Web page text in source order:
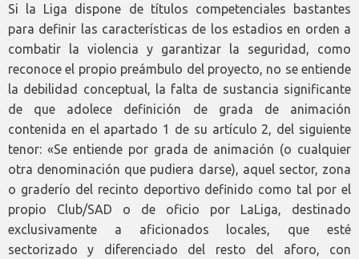
Si la Liga dispone de títulos competenciales bastantes
para definir las características de los estadios en orden a
combatir la violencia y garantizar la seguridad, como
reconoce el propio preámbulo del proyecto, no se entiende
la debilidad conceptual, la falta de sustancia significante
de que adolece definición de grada de animación
contenida en el apartado 1 de su artículo 2, del siguiente
tenor: «Se entiende por grada de animación (o cualquier
otra denominación que pudiera darse), aquel sector, zona
o graderío del recinto deportivo definido como tal por el
propio Club/SAD o de oficio por LaLiga, destinado
exclusivamente a aficionados locales, que esté
sectorizado y diferenciado del resto del aforo, con